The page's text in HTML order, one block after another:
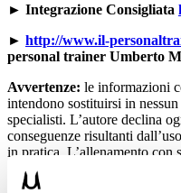
► Integrazione Consigliata
► http://www.il-
personal trainer Umberto
Avvertenze: le informazioni
intendono sostituirsi in
specialisti. L’autore declina
conseguenze risultanti
in pratica. L’allenamento
kettlebell, con il trx, e con
consiglia pertanto di prestare